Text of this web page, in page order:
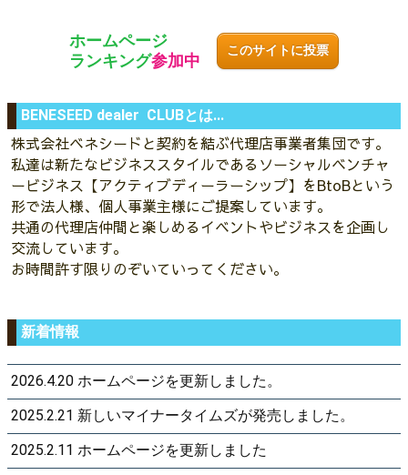
ホームページ
ランキング参加中
このサイトに投票
BENESEED dealer CLUBとは...
株式会社ベネシードと契約を結ぶ代理店事業者集団です。
私達は新たなビジネススタイルであるソーシャルベンチャ
ービジネス【アクティブディーラーシップ】をBtoBという
形で法人様、個人事業主様にご提案しています。
共通の代理店仲間と楽しめるイベントやビジネスを企画し
交流しています。
お時間許す限りのぞいていってください。
新着情報
2026.4.20 ホームページを更新しました。
2025.2.21 新しいマイナータイムズが発売しました。
2025.2.11 ホームページを更新しました